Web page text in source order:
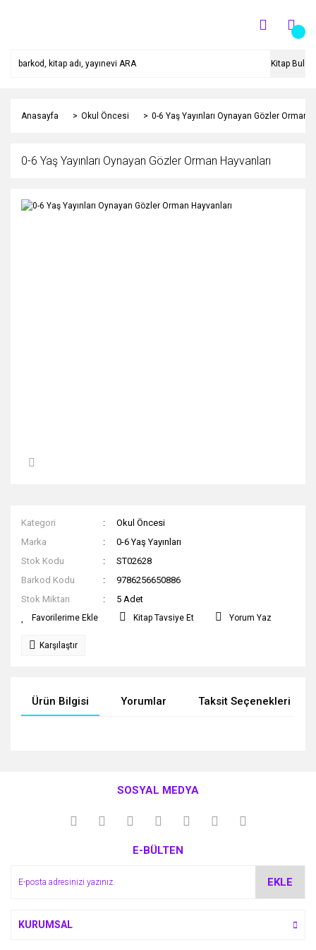
Kitap Bul
Anasayfa Okul Öncesi 0-6 Yaş Yayınları Oynayan Gözler Orman
0-6 Yaş Yayınları Oynayan Gözler Orman Hayvanları
Kategori
Okul Öncesi
Marka
0-6 Yaş Yayınları
Stok Kodu
ST02628
Barkod Kodu
9786256650886
Stok Miktarı
5 Adet
Kitap Tavsiye Et Yorum Yaz
Karşılaştır
Ürün Bilgisi Yorumlar Taksit Seçenekleri
kullanarak tarafımıza iletebilirsiniz.
Görüş ve önerileriniz için teşekkür ederiz.
Ürün açıklamasında eksik bilgiler bulunuyor.
SOSYAL MEDYA
E-BÜLTEN
EKLE
KURUMSAL